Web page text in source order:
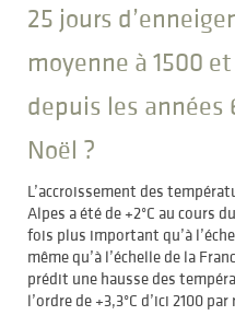
25 jours
moyenne à 1500
depuis les années
Noël ?
L’accroissement des
Alpes a été de +2°C au cours
fois plus important qu’à
même qu’à l’échelle de la
prédit une hausse des
l’ordre de +3,3°C d’ici 2100